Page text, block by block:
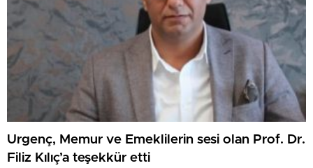
Urgenç, Memur ve Emeklilerin sesi olan Prof. Dr.
Filiz Kılıç’a teşekkür etti